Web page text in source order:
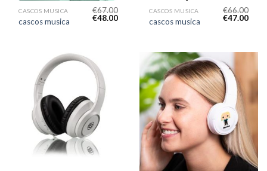
CASCOS MUSICA
cascos musica
€67.00
€48.00
CASCOS MUSICA
cascos musica
€66.00
€47.00